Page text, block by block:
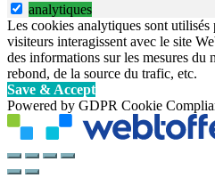
analytiques
Les cookies analytiques sont
visiteurs interagissent avec le site
des informations sur les mesures du
rebond, de la source du trafic, etc.
Save & Accept
Powered by GDPR Cookie